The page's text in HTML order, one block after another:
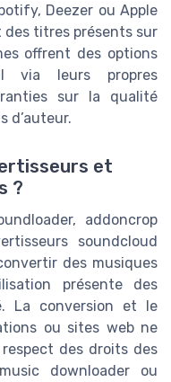
Deezer ou Apple
des titres présents sur
offrent des options
via leurs propres
sur la qualité
d’auteur.
et
?
addoncrop
soundcloud
des musiques
présente des
La conversion et le
ou sites web ne
des droits des
downloader ou